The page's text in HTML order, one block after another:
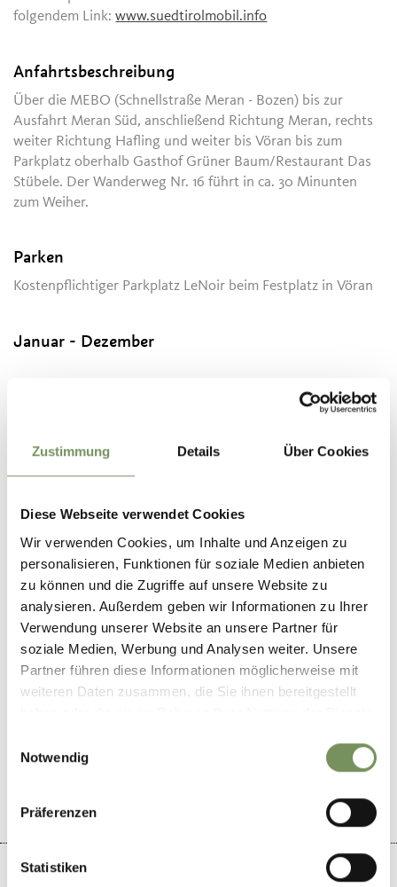
Zustimmung Details Über Cookies
Diese Webseite verwendet Cookies
Wir verwenden Cookies, um Inhalte und Anzeigen zu
personalisieren, Funktionen für soziale Medien anbieten
zu können und die Zugriffe auf unsere Website zu
analysieren. Außerdem geben wir Informationen zu Ihrer
Verwendung unserer Website an unsere Partner für
soziale Medien, Werbung und Analysen weiter. Unsere
Partner führen diese Informationen möglicherweise mit
weiteren Daten zusammen, die Sie ihnen bereitgestellt
Notwendig
Präferenzen
Statistiken
folgendem Link:www.suedtirolmobil.info
Anfahrtsbeschreibung
Über die MEBO (Schnellstraße Meran - Bozen) bis zur
Ausfahrt Meran Süd, anschließend Richtung Meran, rechts
weiter Richtung Hafling und weiter bis Vöran bis zum
Parkplatz oberhalb Gasthof Grüner Baum/Restaurant Das
Stübele. Der Wanderweg Nr. 16 führt in ca. 30 Minunten
zum Weiher.
Parken
Kostenpflichtiger Parkplatz LeNoir beim Festplatz in Vöran
Januar - Dezember
Informationsbüro Hafling – Vöran – Meran 2000
39010 Hafling
www.hafling.com
T+39 0473 279457
Empfohlener Zeitraum
ganzjährig
JA NEIN